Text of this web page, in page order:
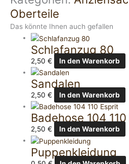
Oberteile
Das könnte Ihnen auch gefallen
Schlafanzug 80
2,50€ In den Warenkorb
Sandalen
2,50€ In den Warenkorb
Badehose 104
2,50€ In den Warenkorb
Puppenkleidung